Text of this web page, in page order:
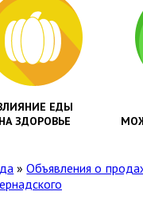
ЕДЫ
НА ЗДОРОВЬЕ
»Объявления о